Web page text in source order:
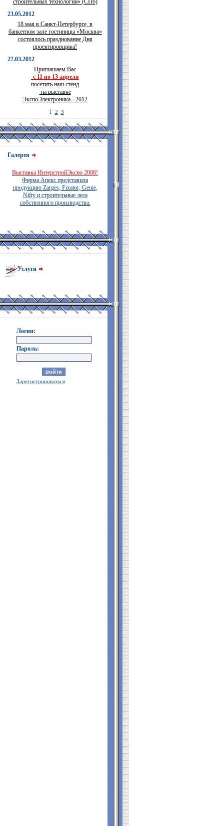
строительных технологий» (СПб)
23.05.2012
18 мая в Санкт-Петербурге, в
банкетном зале гостиницы «Москва»
состоялось празднование Дня
проектировщика!
27.03.2012
Приглашаем Вас
с 11 по 13 апреля
посетить наш стенд
на выставке
ЭкспоЭлектроника - 2012
1 2 3
Галерея
Выставка ИнтерстройЭкспо 2006!
Фирма Апекс представила
продукцию Zarges, Fixator, Genie,
Nifty и строительные леса
собственного производства.
Услуги
Логин:
Пароль:
Зарегистрироваться